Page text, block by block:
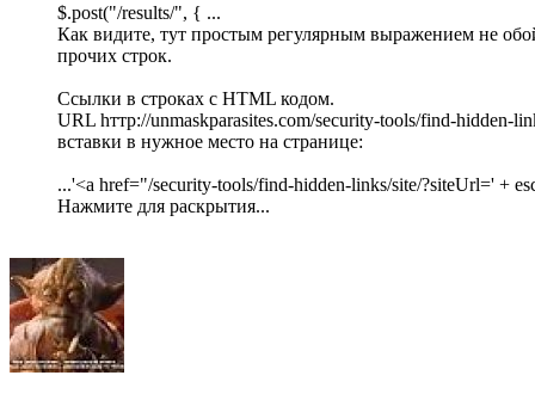
$.post("/results/", { ...
Как видите, тут простым регулярным выражением не
прочих строк.
Ссылки в строках с HTML кодом.
URL hттp://unmaskparasites.com/security-tools/find-hidden-
вставки в нужное место на странице:
...'<a href="/security-tools/find-hidden-links/site/?siteUrl=' +
Нажмите для раскрытия...